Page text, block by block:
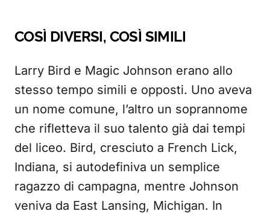
COSÌ DIVERSI, COSÌ SIMILI
Larry Bird e Magic Johnson erano allo
stesso tempo simili e opposti. Uno aveva
un nome comune, l’altro un soprannome
che rifletteva il suo talento già dai tempi
del liceo. Bird, cresciuto a French Lick,
Indiana, si autodefiniva un semplice
ragazzo di campagna, mentre Johnson
veniva da East Lansing, Michigan. In